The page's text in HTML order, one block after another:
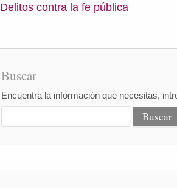
Delitos contra la fe pública
Buscar
Encuentra la información que necesitas,